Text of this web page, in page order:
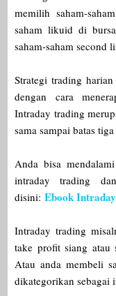
memilih saham-
saham likuid di
saham-saham second
Strategi trading
dengan cara
Intraday trading
sama sampai batas
Anda bisa
intraday trading
disini: Ebook
Intraday trading
take profit siang atau
Atau anda membeli
dikategorikan sebagai